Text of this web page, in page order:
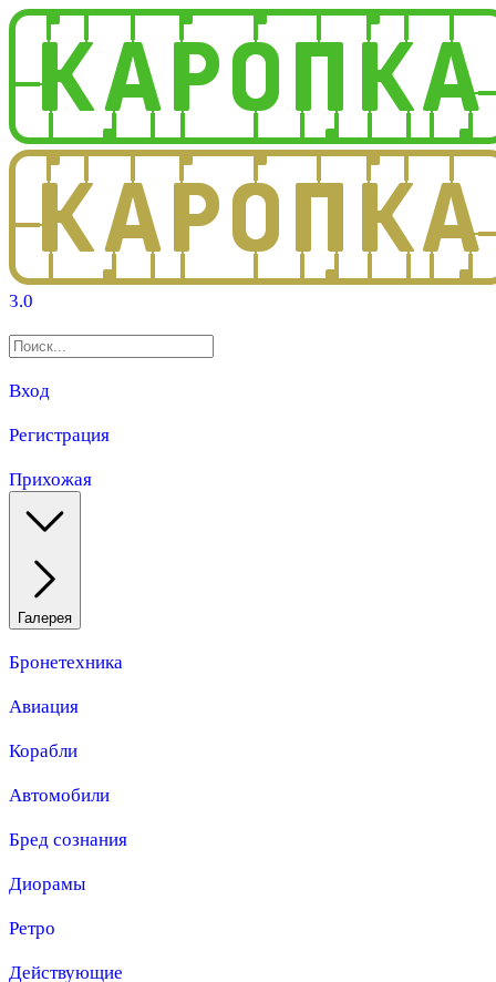
3.0
Вход
Регистрация
Прихожая
Галерея
Бронетехника
Авиация
Корабли
Автомобили
Бред сознания
Диорамы
Ретро
Действующие